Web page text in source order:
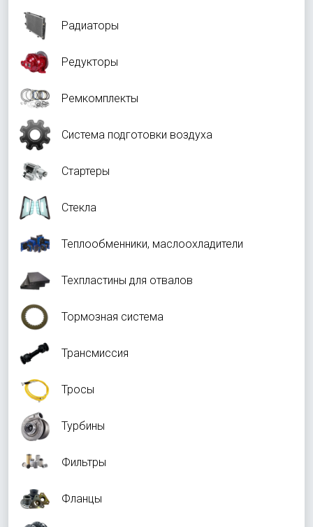
Радиаторы
Редукторы
Ремкомплекты
Система подготовки воздуха
Стартеры
Стекла
Теплообменники, маслоохладители
Техпластины для отвалов
Тормозная система
Трансмиссия
Тросы
Турбины
Фильтры
Фланцы